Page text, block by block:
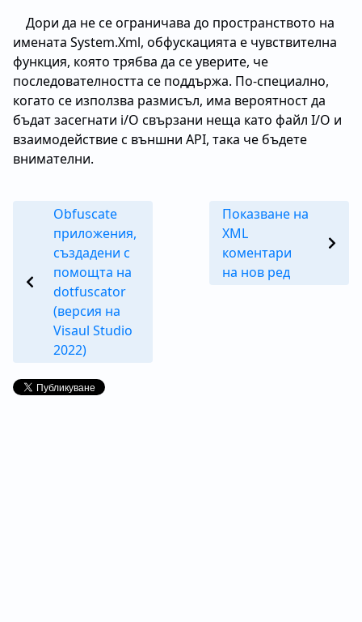
Дори да не се ограничава до пространството на
имената System.Xml, обфускацията е чувствителна
функция, която трябва да се уверите, че
последователността се поддържа. По-специално,
когато се използва размисъл, има вероятност да
бъдат засегнати i/O свързани неща като файл I/O и
взаимодействие с външни API, така че бъдете
внимателни.
Obfuscate
приложения,
създадени с
помощта на
dotfuscator
(версия на
Visaul Studio
2022)
Показване на
XML
коментари
на нов ред